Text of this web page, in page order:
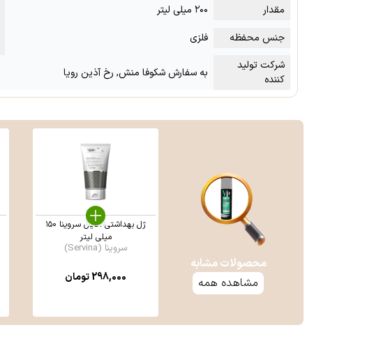
مقدار
۲۰۰ میلی لیتر
جنس محفظه
فلزی
شرکت تولید
کننده
به سفارش شکوفا منش, رخ آذین رویا
محصولات مشابه
مشاهده همه
ژل بهداشتی آقایان سروینا ۱۵۰
میلی لیتر
سروینا (Servina)
298,000تومان